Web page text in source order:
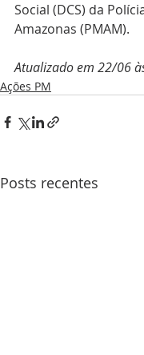
Social (DCS) da
Amazonas (PMAM).
Atualizado em 22/06
Ações PM
Posts recentes